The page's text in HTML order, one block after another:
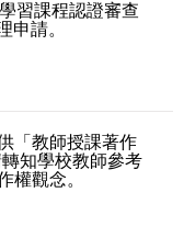
習課程認證審查
申請。
「教師授課著作
知學校教師參考
權觀念。